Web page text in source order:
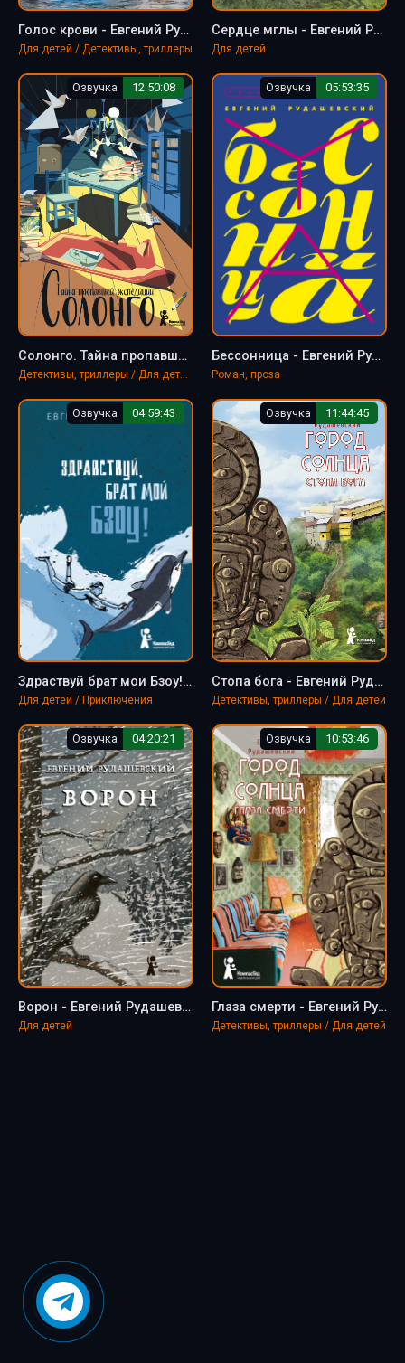
Голос крови - Евгений Рудашевский
Для детей / Детективы, триллеры
Сердце мглы - Евгений Рудашевский
Для детей
Озвучка 12:50:08
Солонго. Тайна пропавшей экспедиции - Евгений Рудашевский
Детективы, триллеры / Для детей / Приключения
Озвучка 05:53:35
Бессонница - Евгений Рудашевский
Роман, проза
Озвучка 04:59:43
Здраствуй брат мои Бзоу! - Евгений Рудашевский
Для детей / Приключения
Озвучка 11:44:45
Стопа бога - Евгений Рудашевский
Детективы, триллеры / Для детей
Озвучка 04:20:21
Ворон - Евгений Рудашевский
Для детей
Озвучка 10:53:46
Глаза смерти - Евгений Рудашевский
Детективы, триллеры / Для детей